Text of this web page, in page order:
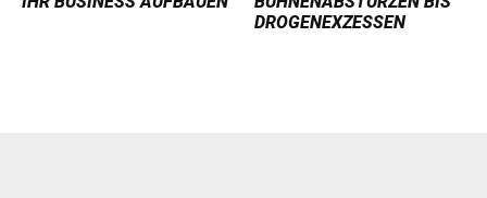
ROGENEXZESSEN